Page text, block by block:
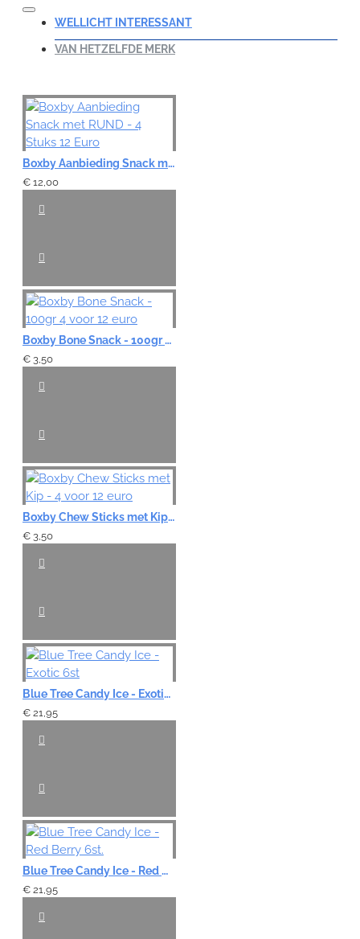
WELLICHT INTERESSANT
VAN HETZELFDE MERK
Boxby Aanbieding Snack met RUND - 4 Stuks 12 Euro
€ 12,00
Boxby Bone Snack - 100gr 4 voor 12 euro
€ 3,50
Boxby Chew Sticks met Kip - 4 voor 12 euro
€ 3,50
Blue Tree Candy Ice - Exotic 6st
€ 21,95
Blue Tree Candy Ice - Red Berry 6st.
€ 21,95